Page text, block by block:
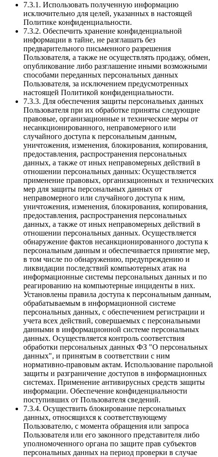
7.3.1. Использовать полученную информацию
исключительно для целей, указанных в настоящей
Политике конфиденциальности.
7.3.2. Обеспечить хранение конфиденциальной
информации в тайне, не разглашать без
предварительного письменного разрешения
Пользователя, а также не осуществлять продажу, обмен,
опубликование либо разглашение иными возможными
способами переданных персональных данных
Пользователя, за исключением предусмотренных
настоящей Политикой конфиденциальности.
7.3.3. Для обеспечения защиты персональных данных
Пользователя при их обработке приняты следующие
правовые, организационные и технические меры от
несанкционированного, неправомерного или
случайного доступа к персональным данным,
уничтожения, изменения, блокирования, копирования,
предоставления, распространения персональных
данных, а также от иных неправомерных действий в
отношении персональных данных: Осуществляется
применение правовых, организационных и технических
мер для защиты персональных данных от
неправомерного или случайного доступа к ним,
уничтожения, изменения, блокирования, копирования,
предоставления, распространения персональных
данных, а также от иных неправомерных действий в
отношении персональных данных. Осуществляется
обнаружение фактов несанкционированного доступа к
персональным данным и обеспечивается принятие мер,
в том числе по обнаружению, предупреждению и
ликвидации последствий компьютерных атак на
информационные системы персональных данных и по
реагированию на компьютерные инциденты в них.
Установлены правила доступа к персональным данным,
обрабатываемым в информационной системе
персональных данных, с обеспечением регистрации и
учета всех действий, совершаемых с персональными
данными в информационной системе персональных
данных. Осуществляется контроль соответствия
обработки персональных данных ФЗ "О персональных
данных", и принятым в соответствии с ним
нормативно-правовым актам. Использование парольной
защиты и разграничение доступов в информационных
системах. Применение антивирусных средств защиты
информации. Обеспечение конфиденциальности
поступивших от Пользователя сведений.
7.3.4. Осуществить блокирование персональных
данных, относящихся к соответствующему
Пользователю, с момента обращения или запроса
Пользователя или его законного представителя либо
уполномоченного органа по защите прав субъектов
персональных данных на период проверки в случае